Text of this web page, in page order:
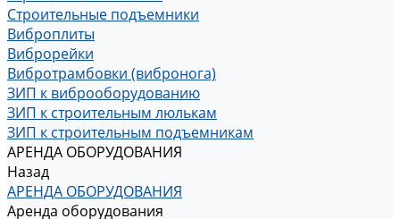
Строительные подъемники
Виброплиты
Виброрейки
Вибротрамбовки (вибронога)
ЗИП к виброоборудованию
ЗИП к строительным люлькам
ЗИП к строительным подъемникам
АРЕНДА ОБОРУДОВАНИЯ
Назад
АРЕНДА ОБОРУДОВАНИЯ
Аренда оборудования